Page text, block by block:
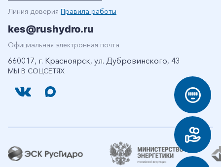
МЫ В СОЦСЕТЯХ
Линия доверия Правила работы
kes@rushydro.ru
Официальная электронная почта
660017, г. Красноярск, ул. Дубровинского, 43